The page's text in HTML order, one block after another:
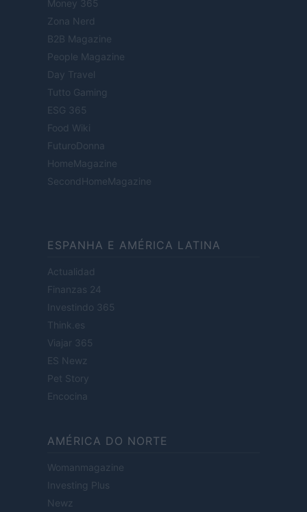
Money 365
Zona Nerd
B2B Magazine
People Magazine
Day Travel
Tutto Gaming
ESG 365
Food Wiki
FuturoDonna
HomeMagazine
SecondHomeMagazine
ESPANHA E AMÉRICA LATINA
Actualidad
Finanzas 24
Investindo 365
Think.es
Viajar 365
ES Newz
Pet Story
Encocina
AMÉRICA DO NORTE
Womanmagazine
Investing Plus
Newz